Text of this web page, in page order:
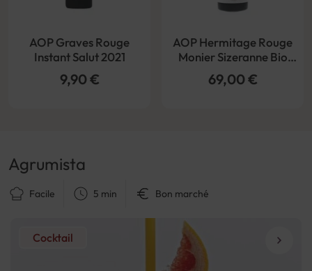
AOP Graves Rouge
Instant Salut 2021
9,90 €
AOP Hermitage Rouge
Monier Sizeranne Bio
2017
69,00 €
Cocktail
Agrumista
Facile 5 min Bon marché